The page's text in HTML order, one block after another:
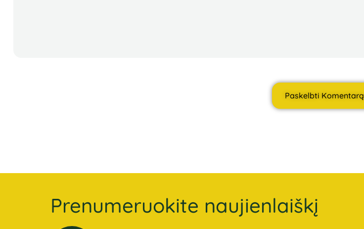
Paskelbti Komentarą
Prenumeruokite naujienlaiškį